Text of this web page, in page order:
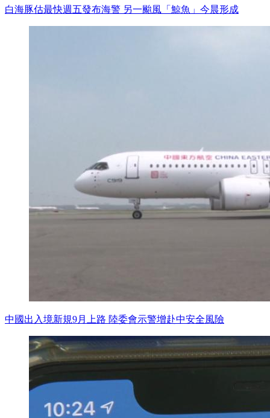
白海豚估最快週五發布海警 另一颱風「鯨魚」今晨形成
中國出入境新規9月上路 陸委會示警增赴中安全風險